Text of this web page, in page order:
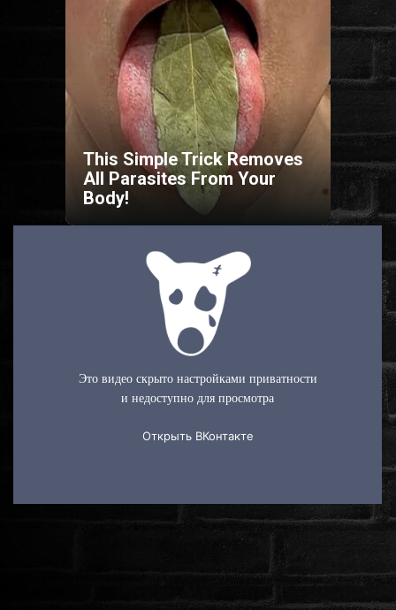
FANTASY
This Simple Trick Removes
All Parasites From Your
Body!